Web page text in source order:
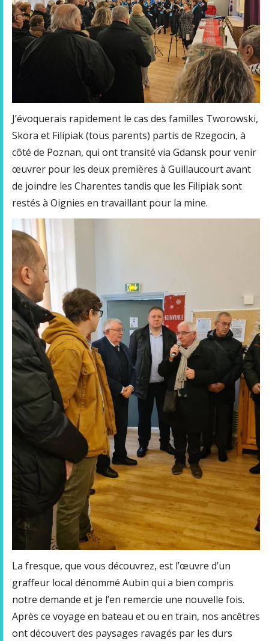
J’évoquerais rapidement le cas des familles Tworowski,
Skora et Filipiak (tous parents) partis de Rzegocin, à
côté de Poznan, qui ont transité via Gdansk pour venir
œuvrer pour les deux premières à Guillaucourt avant
de joindre les Charentes tandis que les Filipiak sont
restés à Oignies en travaillant pour la mine.
La fresque, que vous découvrez, est l’œuvre d’un
graffeur local dénommé Aubin qui a bien compris
notre demande et je l’en remercie une nouvelle fois.
Après ce voyage en bateau et ou en train, nos ancêtres
ont découvert des paysages ravagés par les durs